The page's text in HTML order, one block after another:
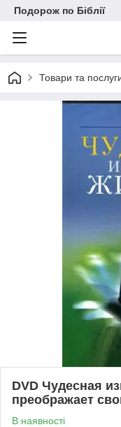
Подорож по Біблії
Товари та
DVD Чудесная
преображает
В наявності